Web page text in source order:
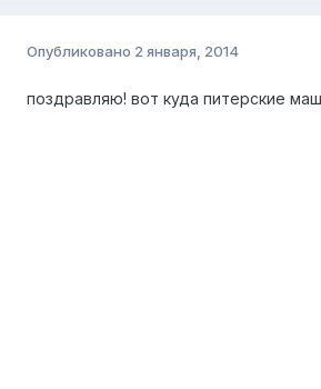
Опубликовано 2 января, 2014
поздравляю! вот куда питерские